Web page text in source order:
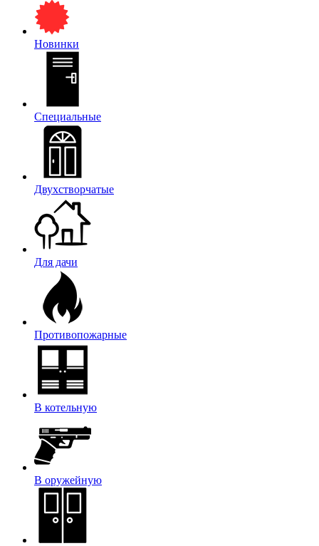
Новинки
Специальные
Двухстворчатые
Для дачи
Противопожарные
В котельную
В оружейную